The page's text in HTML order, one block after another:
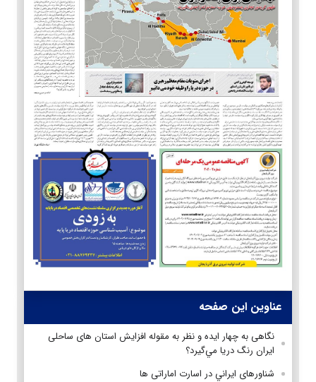
عناوین این صفحه
نگاهی به چهار ايده و نظر به مقوله افزایش استان های ساحلی
ايران رنگ دريا مي‌گيرد؟
شناورهای ايراني در اسارت اماراتی ها